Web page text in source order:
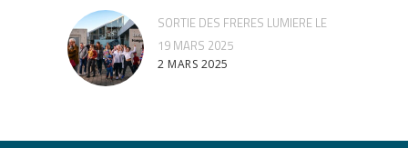
SORTIE DES FRERES LUMIERE LE
19 MARS 2025
2 MARS 2025